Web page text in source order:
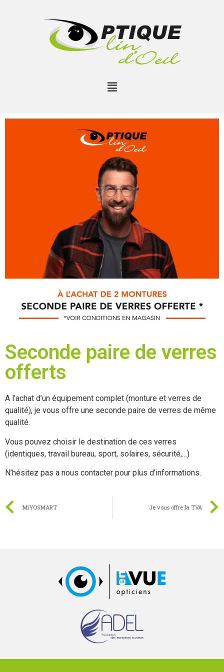
Seconde paire de verres
offerts
A l’achat d’un équipement complet (monture et verres de
qualité), je vous offre une seconde paire de verres de même
qualité.
Vous pouvez choisir le destination de ces verres
(identiques, travail bureau, sport, solaires, sécurité,…)
N’hésitez pas a nous contacter pour plus d’informations.
MiYOSMART Je vous offre la TVA